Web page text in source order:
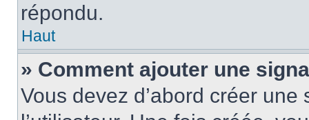
répondu.
Haut
» Comment ajouter une
Vous devez d’abord créer